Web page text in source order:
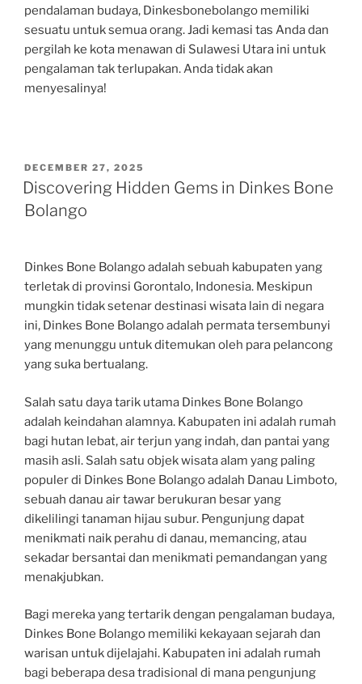
pendalaman budaya, Dinkesbonebolango memiliki
sesuatu untuk semua orang. Jadi kemasi tas Anda dan
pergilah ke kota menawan di Sulawesi Utara ini untuk
pengalaman tak terlupakan. Anda tidak akan
menyesalinya!
POSTED
ON
DECEMBER 27, 2025
Discovering Hidden Gems in Dinkes Bone
Bolango
Dinkes Bone Bolango adalah sebuah kabupaten yang
terletak di provinsi Gorontalo, Indonesia. Meskipun
mungkin tidak setenar destinasi wisata lain di negara
ini, Dinkes Bone Bolango adalah permata tersembunyi
yang menunggu untuk ditemukan oleh para pelancong
yang suka bertualang.
Salah satu daya tarik utama Dinkes Bone Bolango
adalah keindahan alamnya. Kabupaten ini adalah rumah
bagi hutan lebat, air terjun yang indah, dan pantai yang
masih asli. Salah satu objek wisata alam yang paling
populer di Dinkes Bone Bolango adalah Danau Limboto,
sebuah danau air tawar berukuran besar yang
dikelilingi tanaman hijau subur. Pengunjung dapat
menikmati naik perahu di danau, memancing, atau
sekadar bersantai dan menikmati pemandangan yang
menakjubkan.
Bagi mereka yang tertarik dengan pengalaman budaya,
Dinkes Bone Bolango memiliki kekayaan sejarah dan
warisan untuk dijelajahi. Kabupaten ini adalah rumah
bagi beberapa desa tradisional di mana pengunjung